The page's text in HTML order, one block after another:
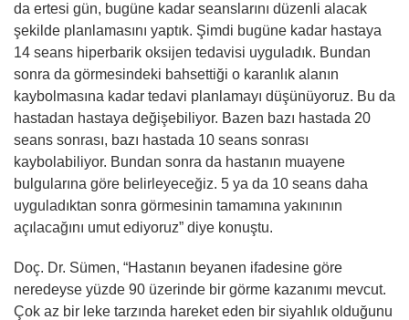
da ertesi gün, bugüne kadar seanslarını düzenli alacak
şekilde planlamasını yaptık. Şimdi bugüne kadar hastaya
14 seans hiperbarik oksijen tedavisi uyguladık. Bundan
sonra da görmesindeki bahsettiği o karanlık alanın
kaybolmasına kadar tedavi planlamayı düşünüyoruz. Bu da
hastadan hastaya değişebiliyor. Bazen bazı hastada 20
seans sonrası, bazı hastada 10 seans sonrası
kaybolabiliyor. Bundan sonra da hastanın muayene
bulgularına göre belirleyeceğiz. 5 ya da 10 seans daha
uyguladıktan sonra görmesinin tamamına yakınının
açılacağını umut ediyoruz” diye konuştu.
Doç. Dr. Sümen, “Hastanın beyanen ifadesine göre
neredeyse yüzde 90 üzerinde bir görme kazanımı mevcut.
Çok az bir leke tarzında hareket eden bir siyahlık olduğunu